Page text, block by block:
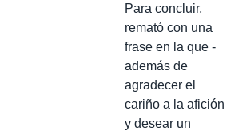
Para concluir,
remató con una
frase en la que -
además de
agradecer el
cariño a la afición
y desear un